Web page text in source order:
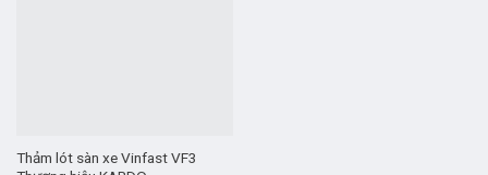
Thảm lót sàn xe Vinfast VF3